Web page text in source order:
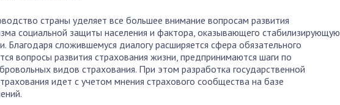
страны уделяет все большее внимание вопросам развития
социальной защиты населения и фактора, оказывающего стабилизирующую
Благодаря сложившемуся диалогу расширяется сфера обязательного
вопросы развития страхования жизни, предпринимаются шаги по
видов страхования. При этом разработка государственной
идет с учетом мнения страхового сообщества на базе